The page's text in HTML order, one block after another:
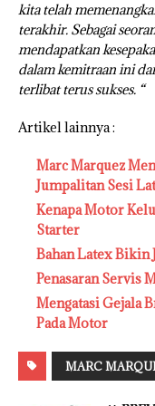
kita telah
terakhir. Sebagai
mendapatkan
dalam kemitraan ini
terlibat terus sukses. “
Artikel lainnya :
Marc Marquez
Jumpalitan Sesi
Kenapa Motor
Starter
Bahan Latex Bikin
Penasaran Servis
Mengatasi Gejala
Pada Motor
MARC